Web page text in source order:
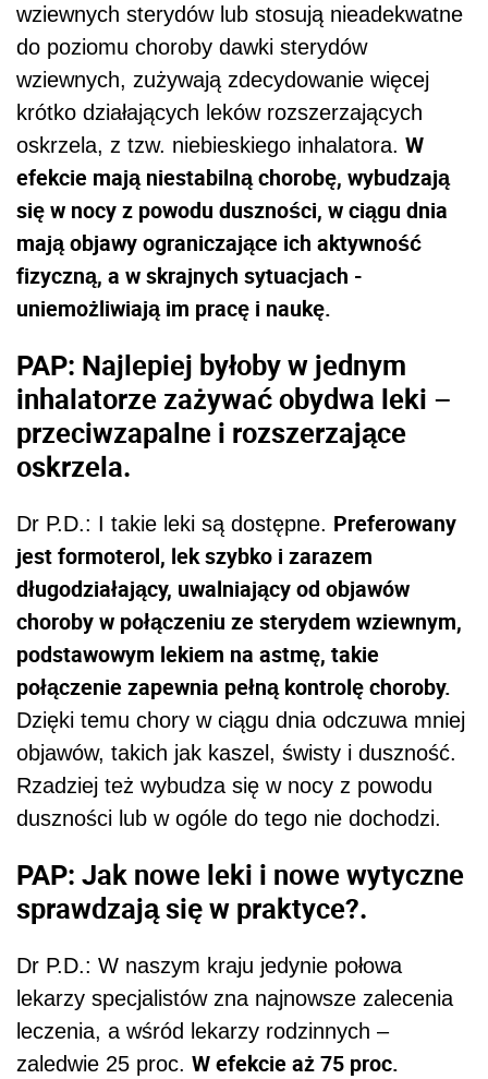
wziewnych sterydów lub stosują nieadekwatne
do poziomu choroby dawki sterydów
wziewnych, zużywają zdecydowanie więcej
krótko działających leków rozszerzających
oskrzela, z tzw. niebieskiego inhalatora. W
efekcie mają niestabilną chorobę, wybudzają
się w nocy z powodu duszności, w ciągu dnia
mają objawy ograniczające ich aktywność
fizyczną, a w skrajnych sytuacjach -
uniemożliwiają im pracę i naukę.
PAP: Najlepiej byłoby w jednym
inhalatorze zażywać obydwa leki –
przeciwzapalne i rozszerzające
oskrzela.
Dr P.D.: I takie leki są dostępne. Preferowany
jest formoterol, lek szybko i zarazem
długodziałający, uwalniający od objawów
choroby w połączeniu ze sterydem wziewnym,
podstawowym lekiem na astmę, takie
połączenie zapewnia pełną kontrolę choroby.
Dzięki temu chory w ciągu dnia odczuwa mniej
objawów, takich jak kaszel, świsty i duszność.
Rzadziej też wybudza się w nocy z powodu
duszności lub w ogóle do tego nie dochodzi.
PAP: Jak nowe leki i nowe wytyczne
sprawdzają się w praktyce?.
Dr P.D.: W naszym kraju jedynie połowa
lekarzy specjalistów zna najnowsze zalecenia
leczenia, a wśród lekarzy rodzinnych –
zaledwie 25 proc. W efekcie aż 75 proc.